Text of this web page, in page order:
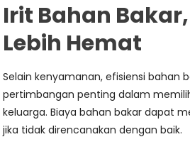
Irit Bahan
Lebih Hemat
Selain kenyamanan, efisiensi bahan
pertimbangan penting dalam
keluarga. Biaya bahan bakar dapat
jika tidak direncanakan dengan baik.